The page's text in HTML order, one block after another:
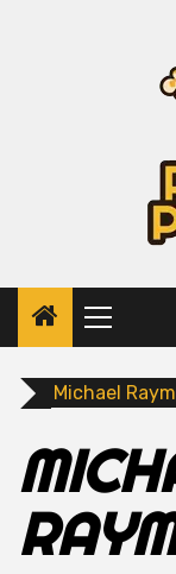
Primary
Menu
Michael